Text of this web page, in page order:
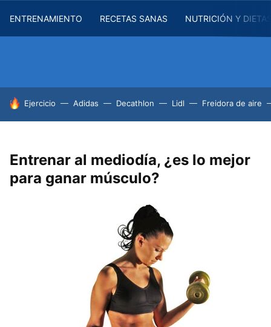
ENTRENAMIENTO RECETAS SANAS NUTRICIÓN Y
HOY SE HABLA DE
Ejercicio Adidas Decathlon Lidl Freidora de aire
Entrenar al mediodía, ¿es lo mejor
para ganar músculo?